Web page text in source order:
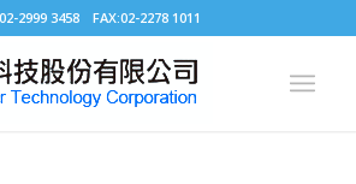
2999 3458 FAX:02-2278 1011